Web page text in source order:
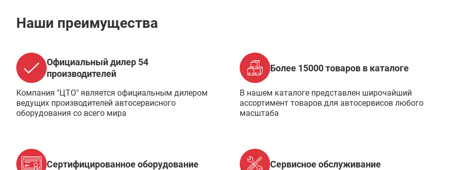
Наши преимущества
Официальный дилер 54
производителей
Компания "ЦТО" является официальным дилером
ведущих производителей автосервисного
оборудования со всего мира
Более 15000 товаров в каталоге
В нашем каталоге представлен широчайший
ассортимент товаров для автосервисов любого
масштаба
Сертифицированное оборудование Сервисное обслуживание